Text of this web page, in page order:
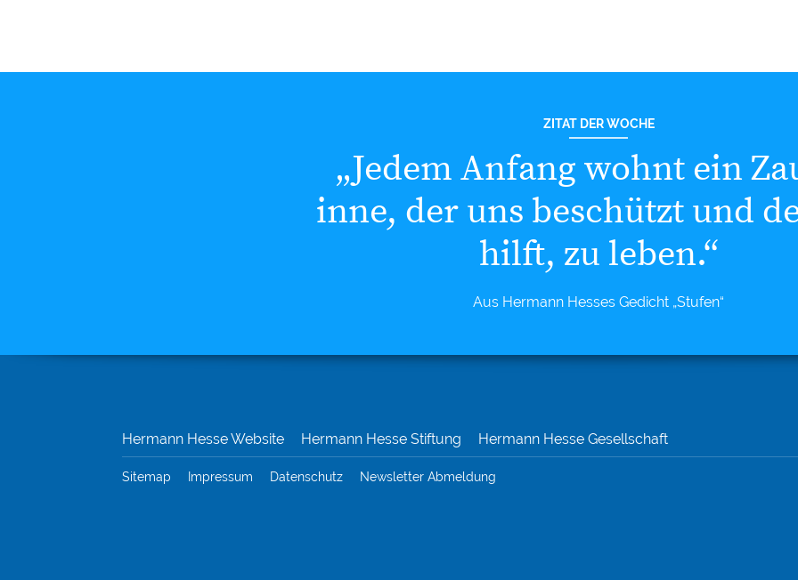
ZITAT DER WOCHE
„Jedem Anfang wohnt ein
inne, der uns beschützt und
hilft, zu leben.“
Aus Hermann Hesses Gedicht „Stufen“
Hermann Hesse Website Hermann Hesse Stiftung Hermann Hesse Gesellschaft
Sitemap Impressum Datenschutz Newsletter Abmeldung